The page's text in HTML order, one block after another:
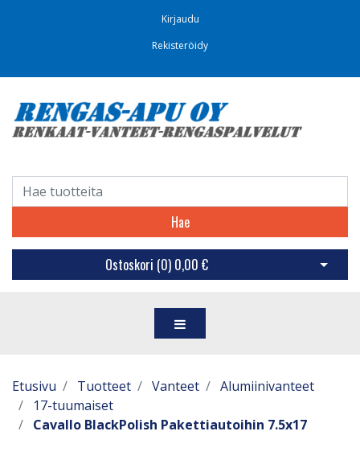
Kirjaudu
Rekisteröidy
Hae
Ostoskori (0) 0,00 € Avaa
Etusivu Tuotteet Vanteet
Alumiinivanteet
17-tuumaiset
Cavallo BlackPolish Pakettiautoihin 7.5x17